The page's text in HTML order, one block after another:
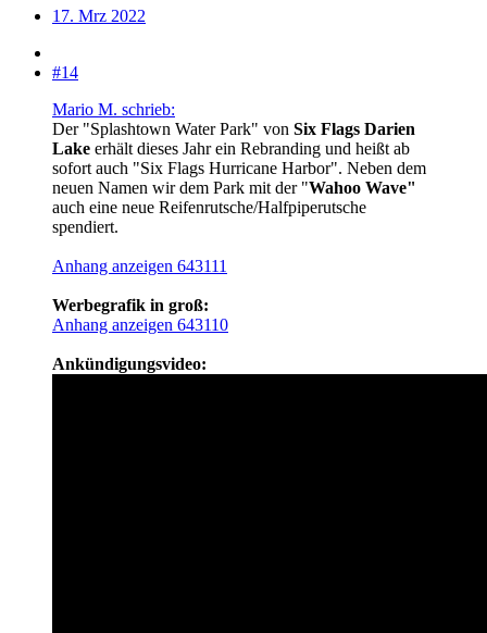
17. Mrz 2022
#14
Mario M. schrieb:
Der "Splashtown Water Park" von Six Flags Darien
Lake erhält dieses Jahr ein Rebranding und heißt ab
sofort auch "Six Flags Hurricane Harbor". Neben dem
neuen Namen wir dem Park mit der "Wahoo Wave"
auch eine neue Reifenrutsche/Halfpiperutsche
spendiert.
Anhang anzeigen 643111
Werbegrafik in groß:
Anhang anzeigen 643110
Ankündigungsvideo: